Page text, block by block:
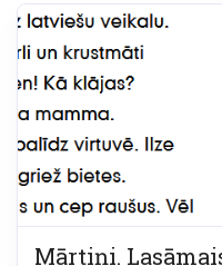
Mārtiņi.